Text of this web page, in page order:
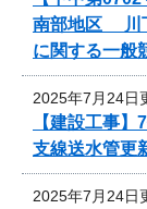
南部地区 川
に関する一般
2025年7月24日
【建設工事
支線送水管更
2025年7月24日